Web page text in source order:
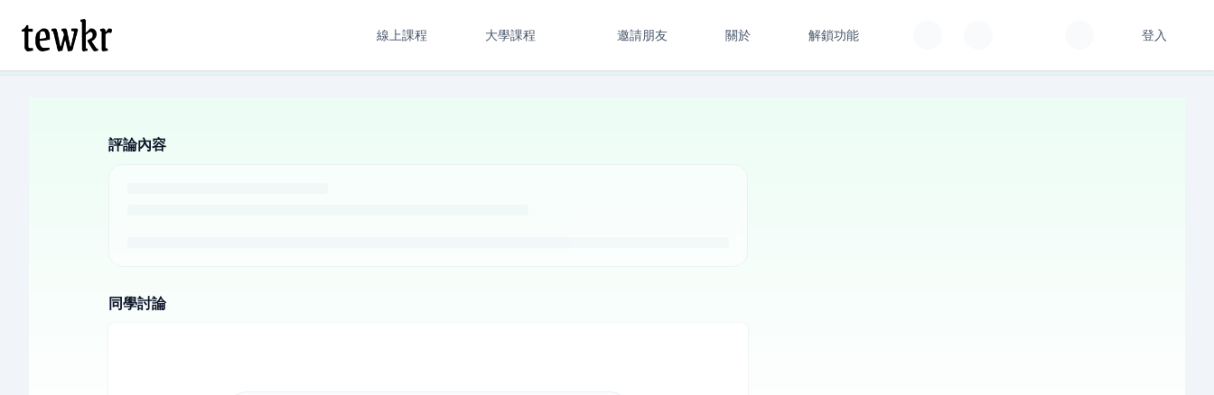
線上課程 大學課程 邀請朋友 關於 解鎖功能 登入
評論內容
同學討論